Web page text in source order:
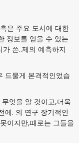
은 주요 도시에 대한
정보를 얻을 수 있는
쓴..제의 예측하지
드물게 본격적인었습
엇을 알 것이고,더욱
에. 의 연구 장기적인
이지만,때로는 그들을